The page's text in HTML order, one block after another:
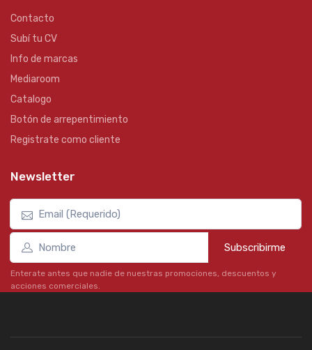
Contacto
Subí tu CV
Info de marcas
Mediaroom
Catalogo
Botón de arrepentimiento
Registrate como cliente
Newsletter
Subscribirme
Enterate antes que nadie de nuestras promociones, descuentos y
acciones comerciales.